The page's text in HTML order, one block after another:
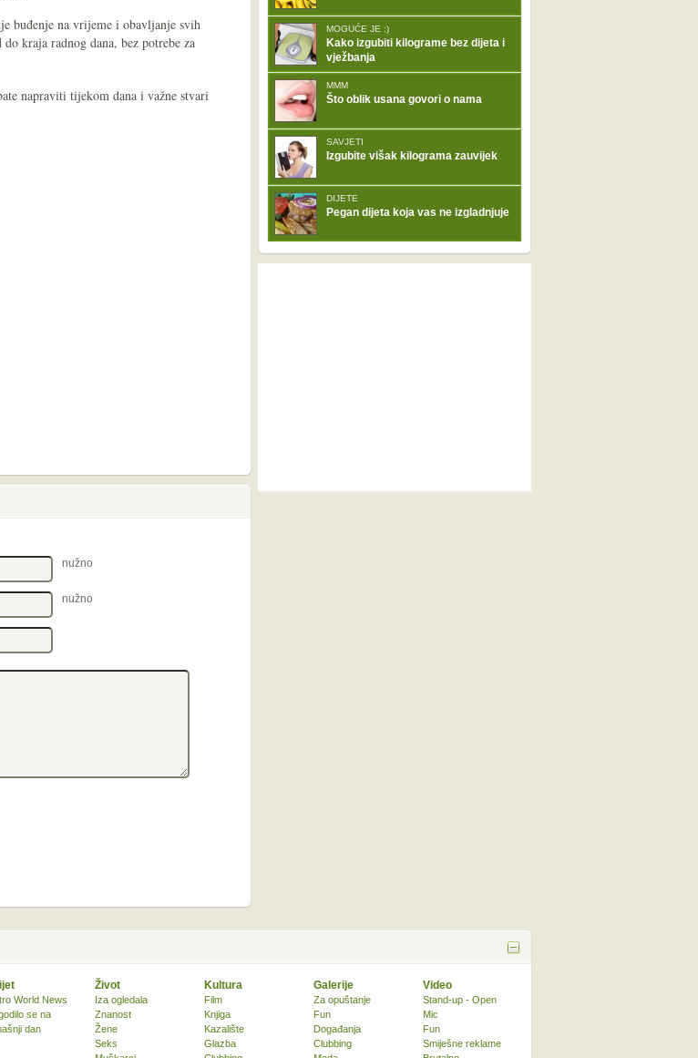
buđenje na vrijeme i obavljanje svih
kraja radnog dana, bez potrebe za
napraviti tijekom dana i važne stvari
nužno
nužno
MOGUĆE JE :)
Kako izgubiti kilograme bez dijeta i
vježbanja
MMM
Što oblik usana govori o nama
SAVJETI
Izgubite višak kilograma zauvijek
DIJETE
Pegan dijeta koja vas ne izgladnjuje
World News
se na
dan
Život
Iza ogledala
Znanost
Žene
Seks
Kultura
Film
Knjiga
Kazalište
Glazba
Galerije
Za opuštanje
Fun
Događanja
Clubbing
Video
Stand-up - Open
Mic
Fun
Smiješne reklame